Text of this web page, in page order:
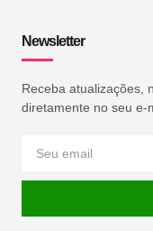
Newsletter
Receba atualizações,
diretamente no seu e-